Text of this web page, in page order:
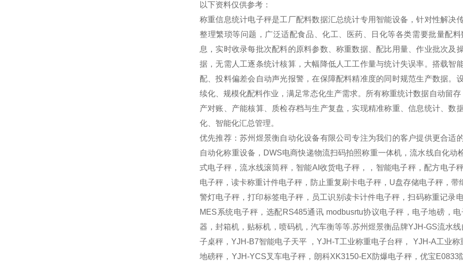
以下资料仅供参考：
称重信息统计电子秤是工厂配料数据汇总统计专用智能设备，针对性解决
整理繁琐等问题，广泛适配食品、化工、医药、日化等各类需要批量配
息，实时收录每批次配料的原料参数、称重数据、配比用量、作业批次及
据，无需人工逐条统计核算，大幅降低人工工作量与统计失误率。搭载智
配、投料偏差会自动声光报警，在保障配料精准度的同时规范生产数据。
续化、规模化配料作业，满足常态化生产需求。所有称重统计数据自动留
产对账、产能核算、质检存档与生产复盘，实现精准称重、信息统计、数
化、智能化汇总管理。
优先推荐：苏州煜景衡自动化设备有限公司专注为我们的客户提供更合适
自动化称重设备，DWS电商快递物流扫码拍照称重一体机，流水线自化
式电子秤，流水线滚筒秤，智能AI收货电子秤，，智能电子秤，配方电子
电子秤，读卡称重计件电子秤，防止重复刷卡电子秤，U盘存储电子秤，
警灯电子秤，打印标签电子秤，员工识别读卡计件电子秤，扫码称重记录
MES系统电子秤，选配RS485通讯 modbusrtu协议电子秤，电子地磅，
器，封箱机，贴标机，喷码机，汽车衡等等.苏州煜景衡品牌YJH-GS流水
子桌秤，YJH-B7智能电子天平 ，YJH-T工业称重电子台秤， YJH-A工业
地磅秤，YJH-YCS叉车电子秤，朗科XK3150-EX防爆电子秤，优宝